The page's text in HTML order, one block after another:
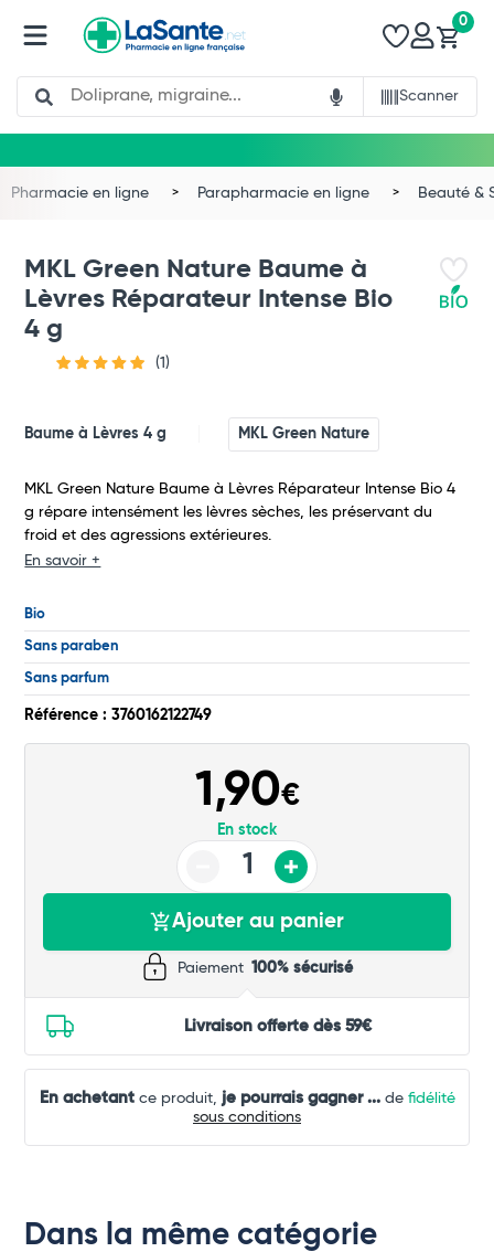
Search
Scanner
0
Commander
Pharmacie en ligne Parapharmacie en ligne Beauté &
MKL Green Nature Baume à
Lèvres Réparateur Intense Bio
4 g
(1)
Baume à Lèvres 4 g MKL Green Nature
MKL Green Nature Baume à Lèvres Réparateur Intense Bio 4
g répare intensément les lèvres sèches, les préservant du
froid et des agressions extérieures.
En savoir +
Bio
Sans paraben
Sans parfum
Référence : 3760162122749
1,90€
En stock
Ajouter au panier
Paiement 100% sécurisé
Livraison offerte dès 59€
En achetantce produit, je pourrais gagner ...de fidélité
sous conditions
Dans la même catégorie